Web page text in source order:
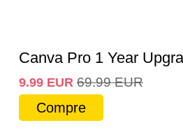
Canva Pro 1 Year
9.99 EUR 69.99 EUR
Compre